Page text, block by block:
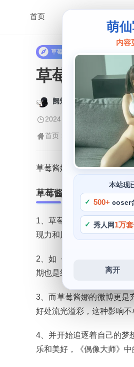
首页
萌仙
内容
本站现
500+ coser
秀人网1万套
离开
草莓酱娜
草莓酱娜微
阙知风
2024 年 5 月 10 日 14:14:10
首页 > 草莓酱娜 > 正文
草莓酱娜，更是传递了她
草莓酱娜微博唯美大片
1、草莓酱娜的cosplay作
现力和风格，《公主连结
2、如《微博小樱》中的樱
期也是经历了一番挫折。
3、而草莓酱娜的微博更是
好处流光溢彩，这种影响
4、并开始追逐着自己的梦
乐和美好，《偶像大师》中